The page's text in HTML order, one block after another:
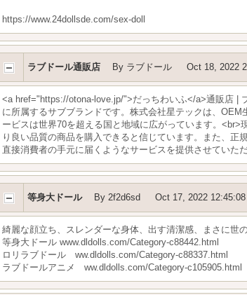
https://www.24dollsde.com/sex-doll
ラブドール通販店 By ラブドール Oct 18, 2022
<a href="https://otona-love.jp/">だっちわいふ</a>通販店 |
に所属するサブブランドです。株式会社星テックは、
ービスは世界70を超える国と地域に広がっています。
り良い品質の商品を購入できると信じています。また、
直接消費者の手元に届くようなサービスを提供させていただ
等身大ドール By 2f2d6sd Oct 17, 2022 12:45:08
綺麗な顔立ち、スレンダーな身体、出す清潔感、まさに世
等身大ドール www.dldolls.com/Category-c88442.html
ロリラブドール ww.dldolls.com/Category-c88337.html
ラブドールアニメ ww.dldolls.com/Category-c105905.html